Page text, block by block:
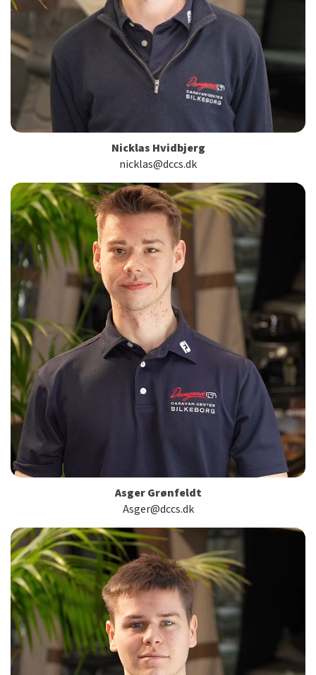
Nicklas Hvidbjerg
nicklas@dccs.dk
Asger Grønfeldt
Asger@dccs.dk